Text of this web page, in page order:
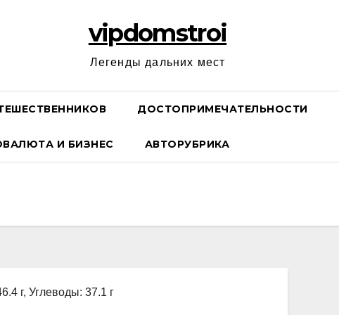
vipdomstroi
Легенды дальних мест
ДОСТОПРИМЕЧАТЕЛЬНОСТИ
И БИЗНЕС АВТОРУБРИКА
г, Углеводы: 37.1 г